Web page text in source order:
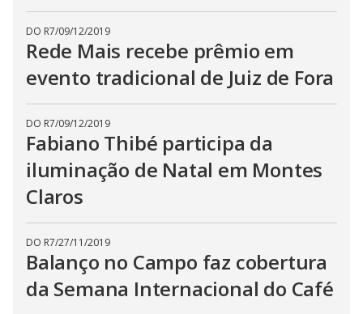
DO R7/09/12/2019
Rede Mais recebe prêmio em
evento tradicional de Juiz de Fora
DO R7/09/12/2019
Fabiano Thibé participa da
iluminação de Natal em Montes
Claros
DO R7/27/11/2019
Balanço no Campo faz cobertura
da Semana Internacional do Café